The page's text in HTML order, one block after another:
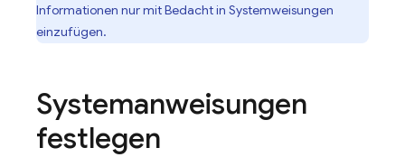
Informationen nur mit Bedacht in Systemweisungen
einzufügen.
Systemanweisungen
festlegen